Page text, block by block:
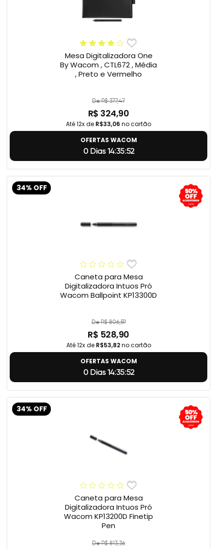
Mesa Digitalizadora One
By Wacom , CTL672 , Média
, Preto e Vermelho
De R$ 377,47
R$ 324,90
Até 12x de R$33,06 no cartão
OFERTAS WACOM
0 Dias 14:35:51
34% OFF
Caneta para Mesa
Digitalizadora Intuos Pró
Wacom Ballpoint KP13300D
De R$ 806,59
R$ 528,90
Até 12x de R$53,82no cartão
OFERTAS WACOM
0 Dias 14:35:51
34% OFF
Caneta para Mesa
Digitalizadora Intuos Pró
Wacom KP13200D Finetip
Pen
De R$ 813,36